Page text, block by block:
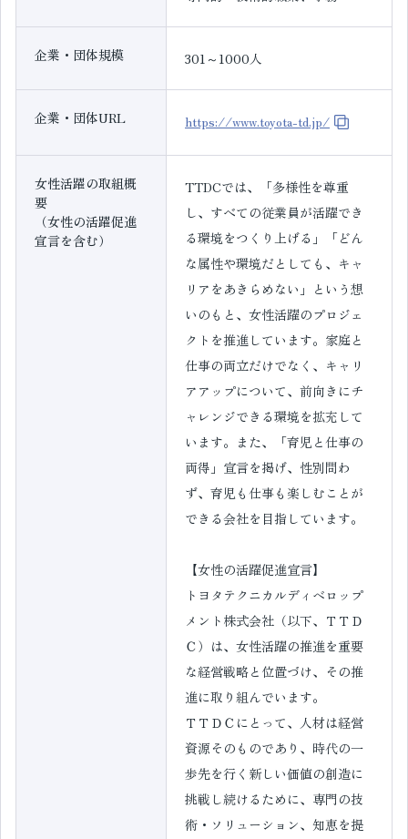
企業・団体規模 301～1000人
企業・団体URL https://www.toyota-td.jp/
女性活躍の取組概
要
（女性の活躍促進
宣言を含む）
TTDCでは、「多様性を尊重
し、すべての従業員が活躍でき
る環境をつくり上げる」「どん
な属性や環境だとしても、キャ
リアをあきらめない」という想
いのもと、女性活躍のプロジェ
クトを推進しています。家庭と
仕事の両立だけでなく、キャリ
アアップについて、前向きにチ
ャレンジできる環境を拡充して
います。また、「育児と仕事の
両得」宣言を掲げ、性別問わ
ず、育児も仕事も楽しむことが
できる会社を目指しています。
【女性の活躍促進宣言】
トヨタテクニカルディベロップ
メント株式会社（以下、ＴＴＤ
Ｃ）は、女性活躍の推進を重要
な経営戦略と位置づけ、その推
進に取り組んでいます。
ＴＴＤＣにとって、人材は経営
資源そのものであり、時代の一
歩先を行く新しい価値の創造に
挑戦し続けるために、専門の技
術・ソリューション、知恵を提